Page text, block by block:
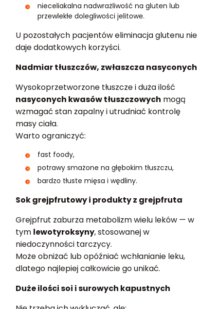
nieceliakalna nadwrażliwość na gluten lub
przewlekłe dolegliwości jelitowe.
U pozostałych pacjentów eliminacja glutenu nie
daje dodatkowych korzyści.
Nadmiar tłuszczów, zwłaszcza nasyconych
Wysokoprzetworzone tłuszcze i duża ilość
nasyconych kwasów tłuszczowych mogą
wzmagać stan zapalny i utrudniać kontrolę
masy ciała.
Warto ograniczyć:
fast foody,
potrawy smażone na głębokim tłuszczu,
bardzo tłuste mięsa i wędliny.
Sok grejpfrutowy i produkty z grejpfruta
Grejpfrut zaburza metabolizm wielu leków — w
tym lewotyroksyny, stosowanej w
niedoczynności tarczycy.
Może obniżać lub opóźniać wchłanianie leku,
dlatego najlepiej całkowicie go unikać.
Duże ilości soi i surowych kapustnych